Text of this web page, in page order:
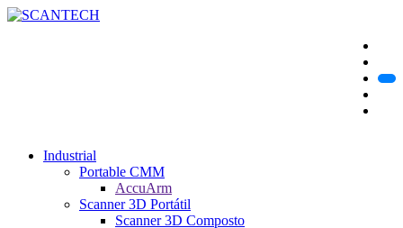
Industrial
Portable CMM
AccuArm
Scanner 3D Portátil
Scanner 3D Composto